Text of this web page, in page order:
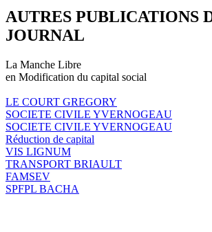
AUTRES PUBLICATIONS
JOURNAL
La Manche Libre
en Modification du capital social
LE COURT GREGORY
SOCIETE CIVILE YVERNOGEAU
SOCIETE CIVILE YVERNOGEAU
Réduction de capital
VIS LIGNUM
TRANSPORT BRIAULT
FAMSEV
SPFPL BACHA